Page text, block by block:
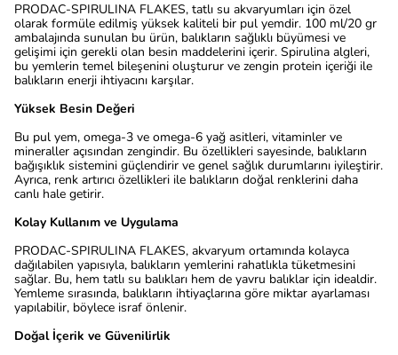
PRODAC-SPIRULINA FLAKES, tatlı su akvaryumları için özel
olarak formüle edilmiş yüksek kaliteli bir pul yemdir. 100 ml/20 gr
ambalajında sunulan bu ürün, balıkların sağlıklı büyümesi ve
gelişimi için gerekli olan besin maddelerini içerir. Spirulina algleri,
bu yemlerin temel bileşenini oluşturur ve zengin protein içeriği ile
balıkların enerji ihtiyacını karşılar.
Yüksek Besin Değeri
Bu pul yem, omega-3 ve omega-6 yağ asitleri, vitaminler ve
mineraller açısından zengindir. Bu özellikleri sayesinde, balıkların
bağışıklık sistemini güçlendirir ve genel sağlık durumlarını iyileştirir.
Ayrıca, renk artırıcı özellikleri ile balıkların doğal renklerini daha
canlı hale getirir.
Kolay Kullanım ve Uygulama
PRODAC-SPIRULINA FLAKES, akvaryum ortamında kolayca
dağılabilen yapısıyla, balıkların yemlerini rahatlıkla tüketmesini
sağlar. Bu, hem tatlı su balıkları hem de yavru balıklar için idealdir.
Yemleme sırasında, balıkların ihtiyaçlarına göre miktar ayarlaması
yapılabilir, böylece israf önlenir.
Doğal İçerik ve Güvenilirlik